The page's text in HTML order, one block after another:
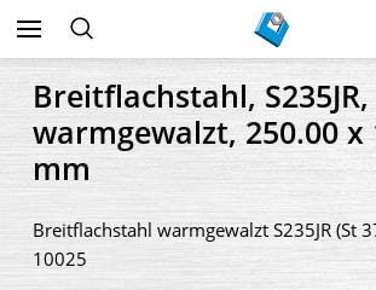
Breitflachstahl, S235JR,
warmgewalzt, 250.00 x
mm
Breitflachstahl warmgewalzt S235JR (St
10025